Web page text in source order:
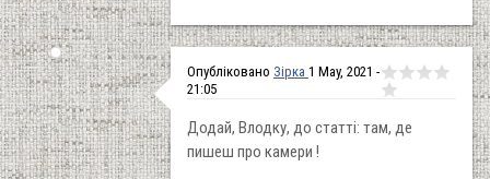
Опубліковано Зірка 1 May, 2021 -
21:05
Додай, Влодку, до статті: там, де
пишеш про камери !